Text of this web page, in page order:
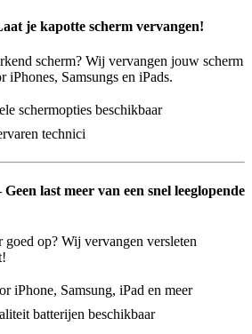
je kapotte scherm vervangen!
scherm? Wij vervangen jouw scherm
iPhones, Samsungs en iPads.
schermopties beschikbaar
technici
last meer van een snel leeglopende
op? Wij vervangen versleten
iPhone, Samsung, iPad en meer
batterijen beschikbaar